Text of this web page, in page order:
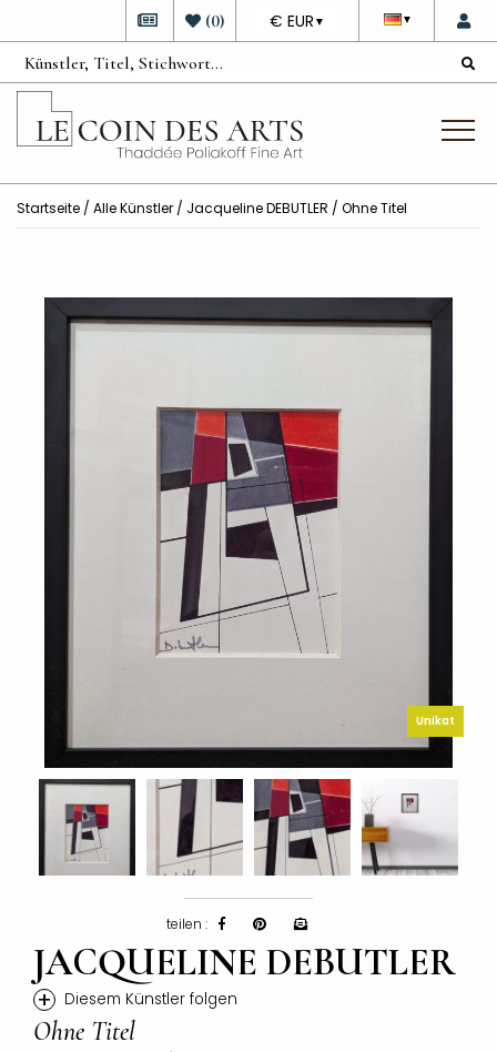
▼
DEVISE
€ EUR ▼
(0)
Startseite / Alle Künstler / Jacqueline DEBUTLER / Ohne Titel
Unikat
teilen :
JACQUELINE DEBUTLER
+ Diesem Künstler folgen
Ohne Titel